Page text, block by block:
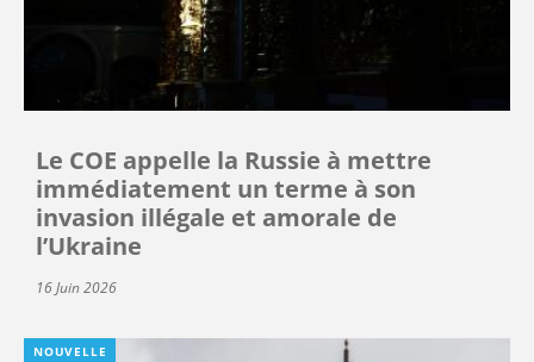
Le COE appelle la Russie à mettre
immédiatement un terme à son
invasion illégale et amorale de
l’Ukraine
16 Juin 2026
NOUVELLE